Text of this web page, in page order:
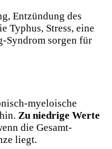
Entzündung des
Typhus, Stress, eine
Syndrom sorgen für
myeloische
Zu niedrige Werte
die Gesamt-
liegt.